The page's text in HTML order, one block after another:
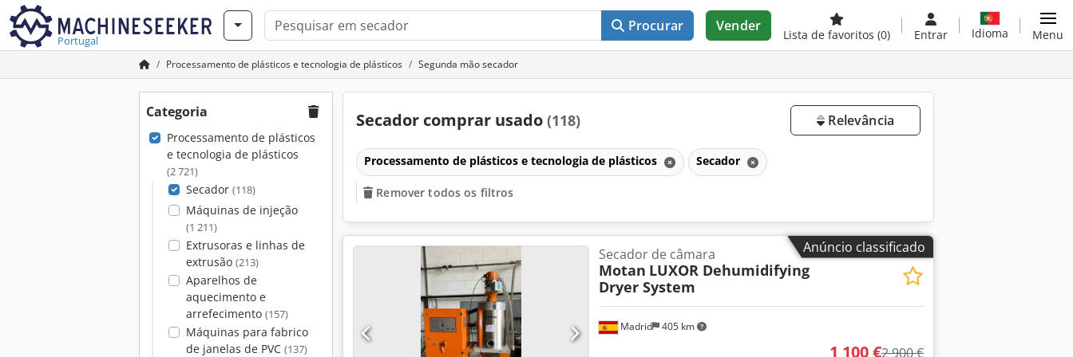
Portugal
Procurar Vender
Lista de favoritos (0) Entrar Idioma Menu
Processamento de plásticos e tecnologia de plásticos Segunda mão secador
Categoria
Processamento de plásticos
e tecnologia de plásticos
(2 721)
Secador (118)
Máquinas de injeção
(1 211)
Extrusoras e linhas de
extrusão (213)
Aparelhos de
aquecimento e
arrefecimento (157)
Máquinas para fabrico
de janelas de PVC (137)
Secador comprar usado (118) Relevância
Processamento de plásticos e tecnologia de plásticos Secador
Remover todos os filtros
Anúncio classificado
Madrid 405 km
Secador de câmara
Motan LUXOR Dehumidifying
Dryer System
1 100 €2 900 €